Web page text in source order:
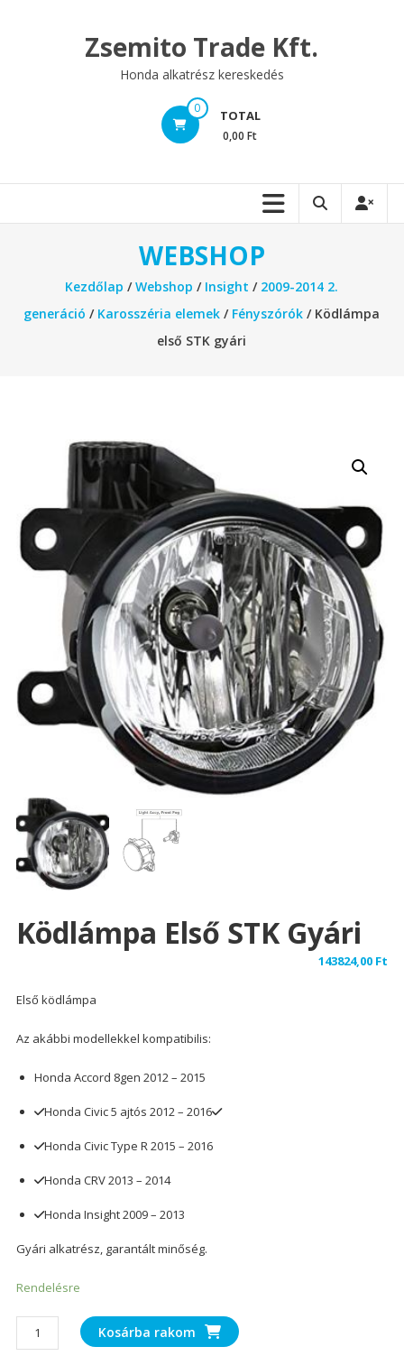
Zsemito Trade Kft.
Honda alkatrész kereskedés
0 TOTAL
0,00 Ft
WEBSHOP
Kezdőlap /Webshop / Insight / 2009-2014 2.
generáció / Karosszéria elemek / Fényszórók / Ködlámpa
első STK gyári
Ködlámpa Első STK Gyári
143824,00 Ft
Első ködlámpa
Az akábbi modellekkel kompatibilis:
Honda Accord 8gen 2012 – 2015
Honda Civic 5 ajtós 2012 – 2016
Honda Civic Type R 2015 – 2016
Honda CRV 2013 – 2014
Honda Insight 2009 – 2013
Gyári alkatrész, garantált minőség.
Rendelésre
Ködlámpa
első
Kosárba rakom